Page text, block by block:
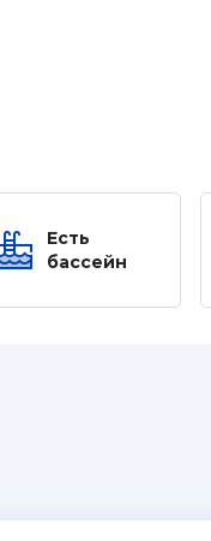
Есть
бассейн